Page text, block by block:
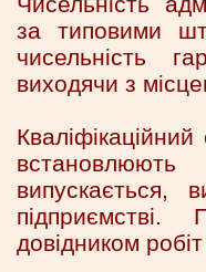
за типовими
чисельність
виходячи з
випускається,
підприємстві.
довідником